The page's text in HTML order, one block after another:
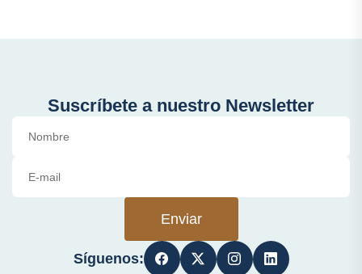
Suscríbete a nuestro Newsletter
Enviar
Síguenos: